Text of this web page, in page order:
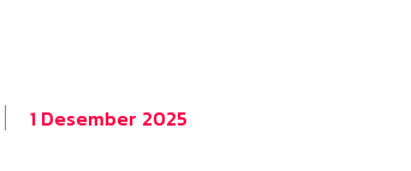
1 Desember 2025